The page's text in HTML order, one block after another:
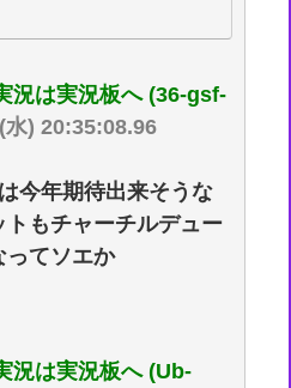
況は実況板へ (36-gsf-
水) 20:35:08.96
今年期待出来そうな
もチャーチルデュー
ってソエか
況は実況板へ (Ub-